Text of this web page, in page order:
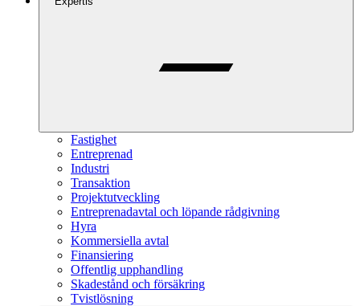
Fastighet
Entreprenad
Industri
Transaktion
Projektutveckling
Entreprenadavtal och löpande rådgivning
Hyra
Kommersiella avtal
Finansiering
Offentlig upphandling
Skadestånd och försäkring
Tvistlösning